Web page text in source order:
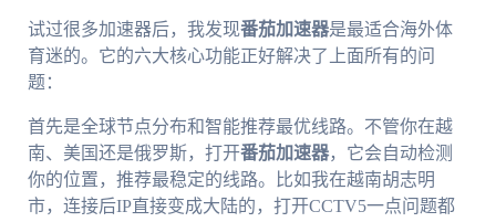
试过很多加速器后，我发现番茄加速器是最适合海外体
育迷的。它的六大核心功能正好解决了上面所有的问
题：
首先是全球节点分布和智能推荐最优线路。不管你在越
南、美国还是俄罗斯，打开番茄加速器，它会自动检测
你的位置，推荐最稳定的线路。比如我在越南胡志明
市，连接后IP直接变成大陆的，打开CCTV5一点问题都